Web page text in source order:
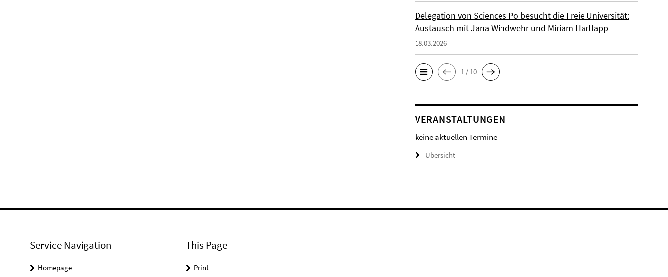
Delegation von Sciences Po besucht die Freie Universität:
Austausch mit Jana Windwehr und Miriam Hartlapp
18.03.2026
1 / 10
VERANSTALTUNGEN
keine aktuellen Termine
Übersicht
Service Navigation
Homepage
This Page
Print